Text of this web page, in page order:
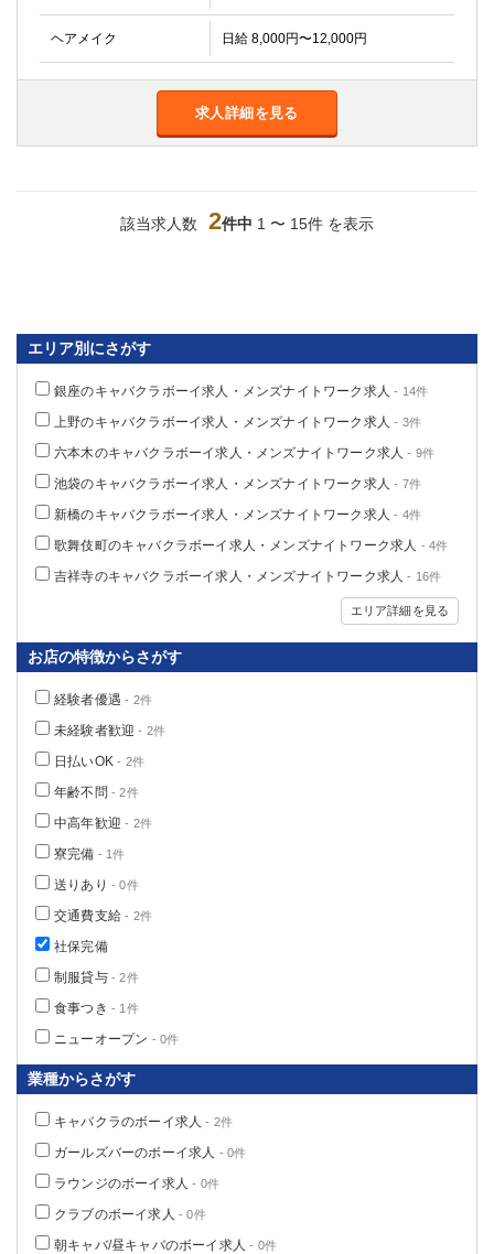
ヘアメイク 日給 8,000円〜12,000円
求人詳細を見る
該当求人数 2件中 1 〜 15件 を表示
エリア別にさがす
銀座のキャバクラボーイ求人・メンズナイトワーク求人 - 14件
上野のキャバクラボーイ求人・メンズナイトワーク求人 - 3件
六本木のキャバクラボーイ求人・メンズナイトワーク求人 - 9件
池袋のキャバクラボーイ求人・メンズナイトワーク求人 - 7件
新橋のキャバクラボーイ求人・メンズナイトワーク求人 - 4件
歌舞伎町のキャバクラボーイ求人・メンズナイトワーク求人 - 4件
吉祥寺のキャバクラボーイ求人・メンズナイトワーク求人 - 16件
エリア詳細を見る
お店の特徴からさがす
経験者優遇 - 2件
未経験者歓迎 - 2件
日払いOK - 2件
年齢不問 - 2件
中高年歓迎 - 2件
寮完備 - 1件
送りあり - 0件
交通費支給 - 2件
社保完備
制服貸与- 2件
食事つき - 1件
ニューオープン - 0件
業種からさがす
キャバクラのボーイ求人 - 2件
ガールズバーのボーイ求人 - 0件
ラウンジのボーイ求人 - 0件
クラブのボーイ求人 - 0件
朝キャバ/昼キャバのボーイ求人 - 0件
蕨
宇都宮
小山
茨城県
群馬県
該当求人 0 件